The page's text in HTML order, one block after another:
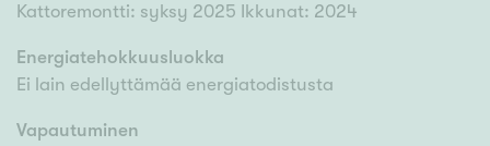
Kattoremontti: syksy 2025 Ikkunat: 2024
Energiatehokkuusluokka
Ei lain edellyttämää energiatodistusta
Vapautuminen